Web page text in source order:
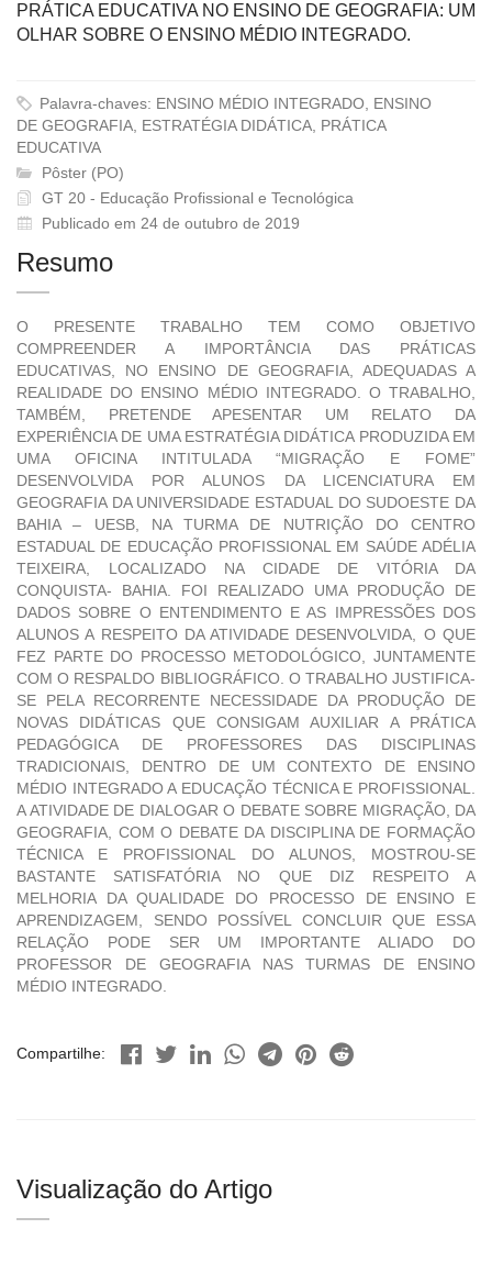
PRÁTICA EDUCATIVA NO ENSINO DE GEOGRAFIA: UM
OLHAR SOBRE O ENSINO MÉDIO INTEGRADO.
Palavra-chaves: ENSINO MÉDIO INTEGRADO, ENSINO
DE GEOGRAFIA, ESTRATÉGIA DIDÁTICA, PRÁTICA
EDUCATIVA
Pôster (PO)
GT 20 - Educação Profissional e Tecnológica
Publicado em 24 de outubro de 2019
Resumo
O PRESENTE TRABALHO TEM COMO OBJETIVO
COMPREENDER A IMPORTÂNCIA DAS PRÁTICAS
EDUCATIVAS, NO ENSINO DE GEOGRAFIA, ADEQUADAS A
REALIDADE DO ENSINO MÉDIO INTEGRADO. O TRABALHO,
TAMBÉM, PRETENDE APESENTAR UM RELATO DA
EXPERIÊNCIA DE UMA ESTRATÉGIA DIDÁTICA PRODUZIDA EM
UMA OFICINA INTITULADA “MIGRAÇÃO E FOME”
DESENVOLVIDA POR ALUNOS DA LICENCIATURA EM
GEOGRAFIA DA UNIVERSIDADE ESTADUAL DO SUDOESTE DA
BAHIA – UESB, NA TURMA DE NUTRIÇÃO DO CENTRO
ESTADUAL DE EDUCAÇÃO PROFISSIONAL EM SAÚDE ADÉLIA
TEIXEIRA, LOCALIZADO NA CIDADE DE VITÓRIA DA
CONQUISTA- BAHIA. FOI REALIZADO UMA PRODUÇÃO DE
DADOS SOBRE O ENTENDIMENTO E AS IMPRESSÕES DOS
ALUNOS A RESPEITO DA ATIVIDADE DESENVOLVIDA, O QUE
FEZ PARTE DO PROCESSO METODOLÓGICO, JUNTAMENTE
COM O RESPALDO BIBLIOGRÁFICO. O TRABALHO JUSTIFICA-
SE PELA RECORRENTE NECESSIDADE DA PRODUÇÃO DE
NOVAS DIDÁTICAS QUE CONSIGAM AUXILIAR A PRÁTICA
PEDAGÓGICA DE PROFESSORES DAS DISCIPLINAS
TRADICIONAIS, DENTRO DE UM CONTEXTO DE ENSINO
MÉDIO INTEGRADO A EDUCAÇÃO TÉCNICA E PROFISSIONAL.
A ATIVIDADE DE DIALOGAR O DEBATE SOBRE MIGRAÇÃO, DA
GEOGRAFIA, COM O DEBATE DA DISCIPLINA DE FORMAÇÃO
TÉCNICA E PROFISSIONAL DO ALUNOS, MOSTROU-SE
BASTANTE SATISFATÓRIA NO QUE DIZ RESPEITO A
MELHORIA DA QUALIDADE DO PROCESSO DE ENSINO E
APRENDIZAGEM, SENDO POSSÍVEL CONCLUIR QUE ESSA
RELAÇÃO PODE SER UM IMPORTANTE ALIADO DO
PROFESSOR DE GEOGRAFIA NAS TURMAS DE ENSINO
MÉDIO INTEGRADO.
Compartilhe:
Visualização do Artigo